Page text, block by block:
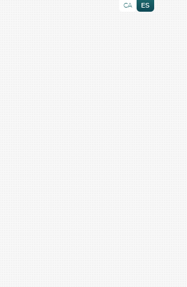
CA ES